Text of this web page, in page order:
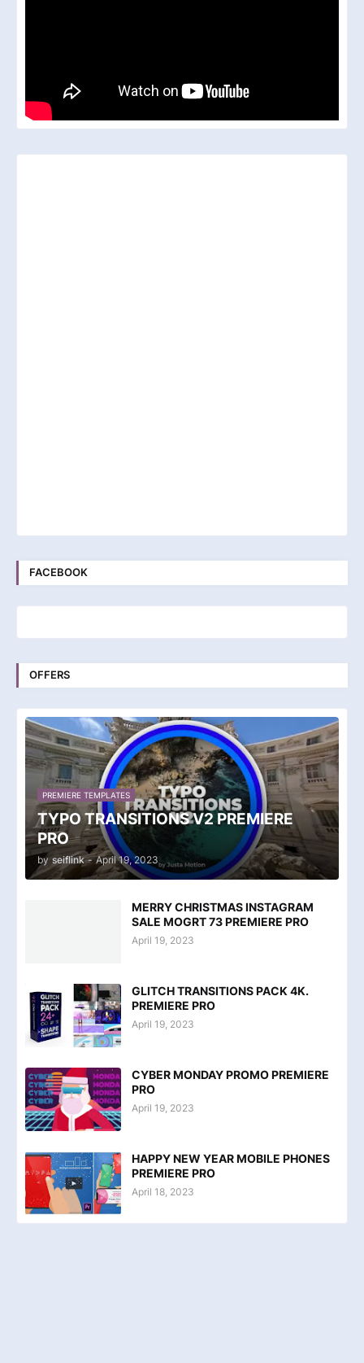
FACEBOOK
OFFERS
PREMIERE TEMPLATES
TYPO TRANSITIONS V2 PREMIERE
PRO
by seiflink - April 19, 2023
MERRY CHRISTMAS INSTAGRAM
SALE MOGRT 73 PREMIERE PRO
April 19, 2023
GLITCH TRANSITIONS PACK 4K.
PREMIERE PRO
April 19, 2023
CYBER MONDAY PROMO PREMIERE
PRO
April 19, 2023
HAPPY NEW YEAR MOBILE PHONES
PREMIERE PRO
April 18, 2023